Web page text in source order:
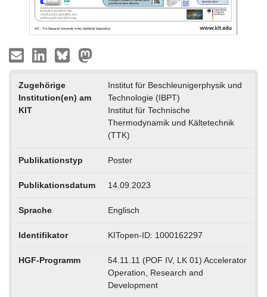
Zugehörige
Institution(en) am
KIT
Institut für Beschleunigerphysik und
Technologie (IBPT)
Institut für Technische
Thermodynamik und Kältetechnik
(TTK)
Publikationstyp Poster
Publikationsdatum 14.09.2023
Sprache Englisch
Identifikator KITopen-ID: 1000162297
HGF-Programm
54.11.11 (POF IV, LK 01) Accelerator
Operation, Research and
Development